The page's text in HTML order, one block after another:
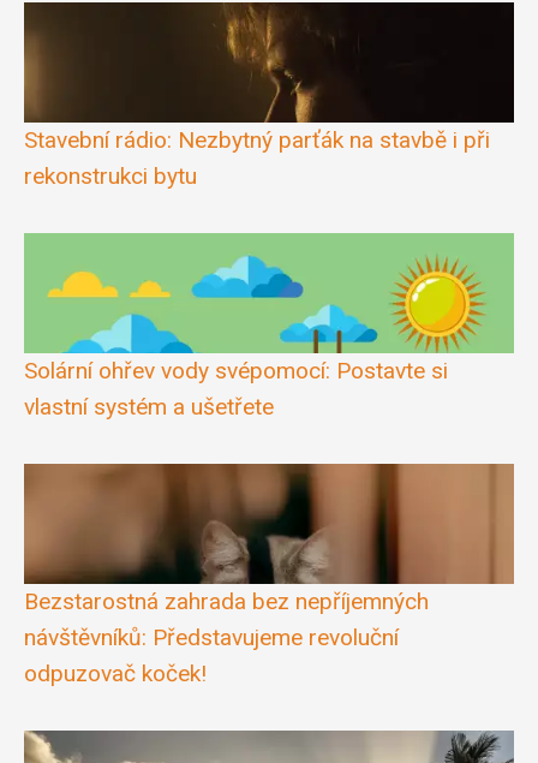
Stavební rádio: Nezbytný parťák na stavbě i při
rekonstrukci bytu
Solární ohřev vody svépomocí: Postavte si
vlastní systém a ušetřete
Bezstarostná zahrada bez nepříjemných
návštěvníků: Představujeme revoluční
odpuzovač koček!